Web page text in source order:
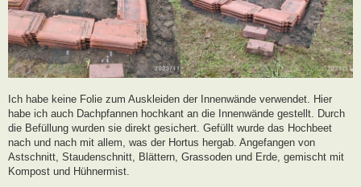
Ich habe keine Folie zum Auskleiden der Innenwände verwendet. Hier
habe ich auch Dachpfannen hochkant an die Innenwände gestellt. Durch
die Befüllung wurden sie direkt gesichert. Gefüllt wurde das Hochbeet
nach und nach mit allem, was der Hortus hergab. Angefangen von
Astschnitt, Staudenschnitt, Blättern, Grassoden und Erde, gemischt mit
Kompost und Hühnermist.